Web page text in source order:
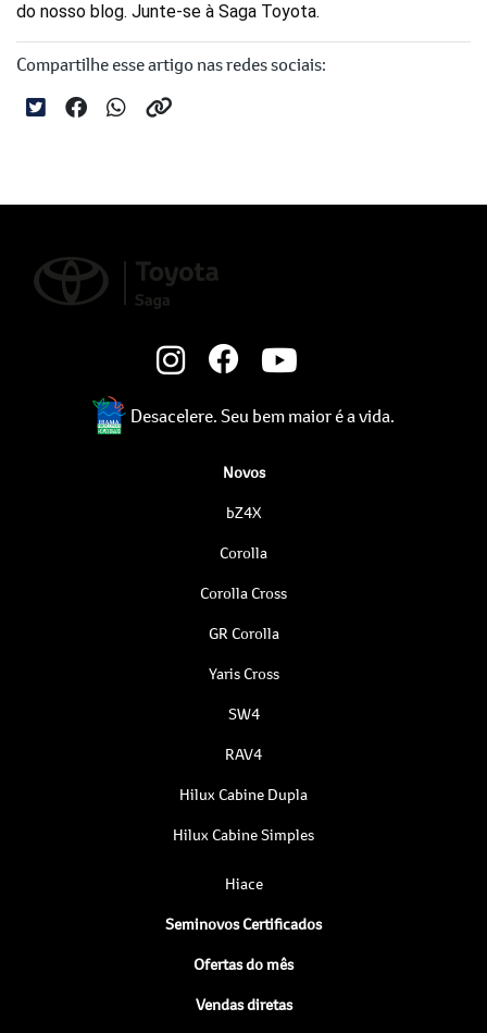
do nosso blog. Junte-se à Saga Toyota.
Compartilhe esse artigo nas redes sociais:
Desacelere. Seu bem maior é a vida.
Novos
bZ4X
Corolla
Corolla Cross
GR Corolla
Yaris Cross
SW4
RAV4
Hilux Cabine Dupla
Hilux Cabine Simples
Hiace
Seminovos Certificados
Ofertas do mês
Vendas diretas